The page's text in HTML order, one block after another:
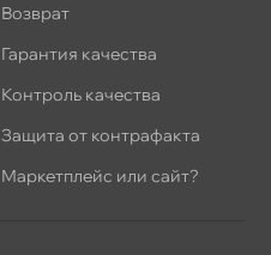
озврат
Гарантия качества
Контроль качества
Защита от контрафакта
Маркетплейс или сайт?